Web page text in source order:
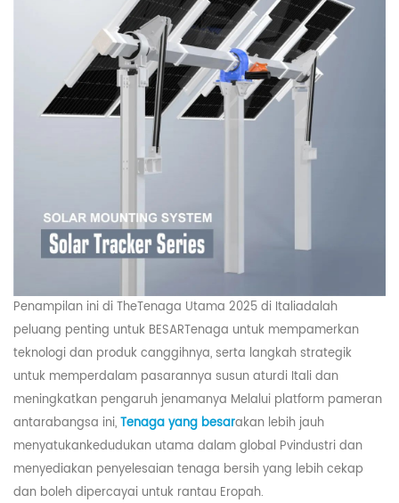
Penampilan ini diTheTenaga Utama 2025di Italiadalah
peluang penting untuk BESARTenaga untuk mempamerkan
teknologi dan produk canggihnya, serta langkah strategik
untuk memperdalam pasarannya susun aturdi Itali dan
meningkatkan pengaruh jenamanya Melalui platform pameran
antarabangsa ini,Tenaga yang besarakan lebih jauh
menyatukankedudukan utama dalam global Pvindustri dan
menyediakan penyelesaian tenaga bersih yang lebih cekap
dan boleh dipercayai untuk rantau Eropah.